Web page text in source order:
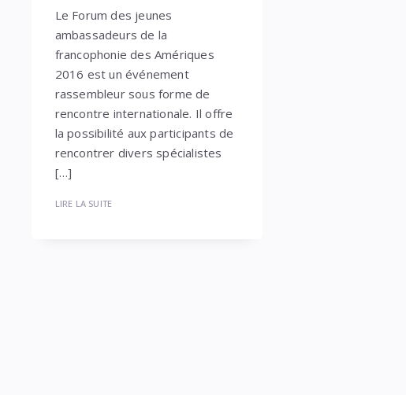
Le Forum des jeunes
ambassadeurs de la
francophonie des Amériques
2016 est un événement
rassembleur sous forme de
rencontre internationale. Il offre
la possibilité aux participants de
rencontrer divers spécialistes
[…]
LIRE LA SUITE